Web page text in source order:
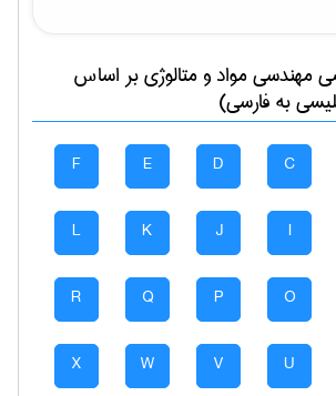
مهندسی مواد و متالوژیبر اساس
به فارسی)
C
D
E
F
I
J
K
L
O
P
Q
R
U
V
W
X